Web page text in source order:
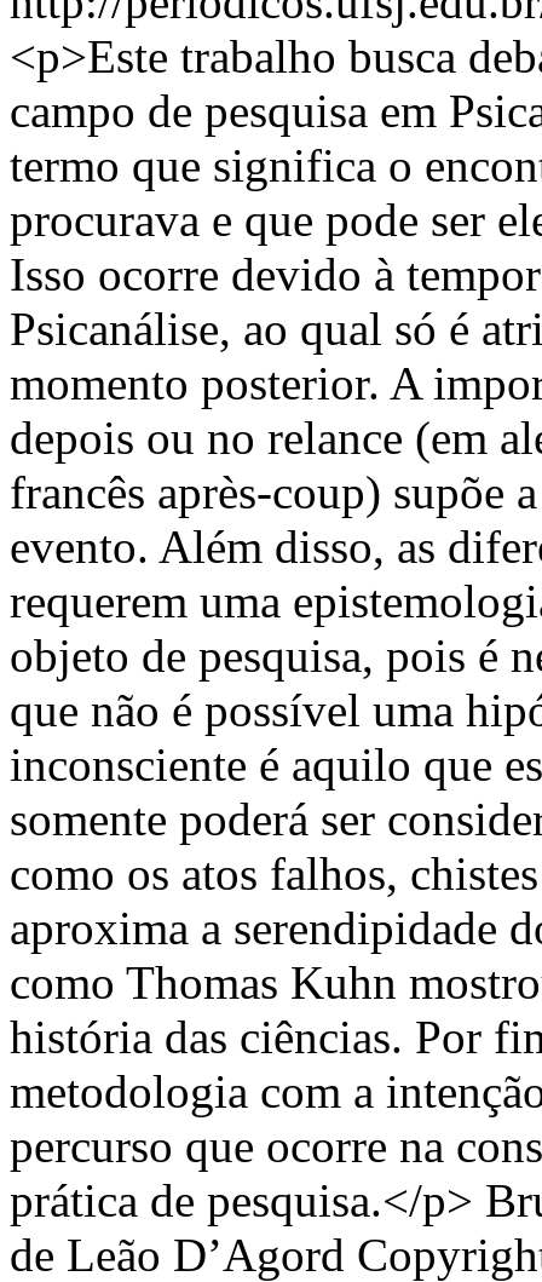
<p>Este trabalho busca
campo de pesquisa em
termo que significa o
procurava e que pode ser
Isso ocorre devido à
Psicanálise, ao qual só é
momento posterior. A
depois ou no relance (em
francês après-coup) supõe
evento. Além disso, as
requerem uma
objeto de pesquisa, pois é
que não é possível uma
inconsciente é aquilo que
somente poderá ser
como os atos falhos,
aproxima a serendipidade
como Thomas Kuhn
história das ciências. Por
metodologia com a
percurso que ocorre na
prática de pesquisa.</p>
de Leão D’Agord